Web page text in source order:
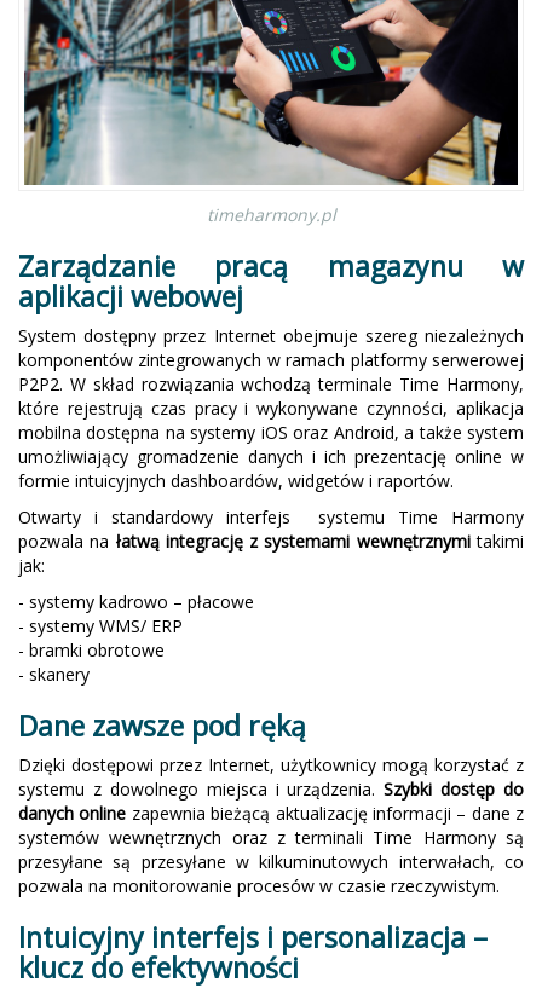
timeharmony.pl
Zarządzanie pracą magazynu w
aplikacji webowej
System dostępny przez Internet obejmuje szereg niezależnych
komponentów zintegrowanych w ramach platformy serwerowej
P2P2. W skład rozwiązania wchodzą terminale Time Harmony,
które rejestrują czas pracy i wykonywane czynności, aplikacja
mobilna dostępna na systemy iOS oraz Android, a także system
umożliwiający gromadzenie danych i ich prezentację online w
formie intuicyjnych dashboardów, widgetów i raportów.
Otwarty i standardowy interfejs systemu Time Harmony
pozwala na łatwą integrację z systemami wewnętrznymitakimi
jak:
- systemy kadrowo – płacowe
- systemy WMS/ ERP
- bramki obrotowe
- skanery
Dane zawsze pod ręką
Dzięki dostępowi przez Internet, użytkownicy mogą korzystać z
systemu z dowolnego miejsca i urządzenia.Szybki dostęp do
danych online zapewnia bieżącą aktualizację informacji – dane z
systemów wewnętrznych oraz z terminali Time Harmony są
przesyłane są przesyłane w kilkuminutowych interwałach, co
pozwala na monitorowanie procesów w czasie rzeczywistym.
Intuicyjny interfejs i personalizacja –
klucz do efektywności